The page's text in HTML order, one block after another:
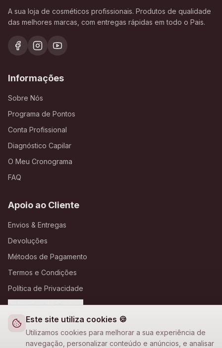
Este site utiliza cookies 🍪
Utilizamos cookies para melhorar a sua experiência de
navegação, personalizar conteúdo e anúncios, e analisar
A sua loja de cosméticos profissionais. Produtos de qualidade
das melhores marcas, com entregas rápidas em todo o Pais.
Informações
Sobre Nós
Programa de Pontos
Conta Profissional
Diagnóstico Capilar
O Meu Cronograma
FAQ
Apoio ao Cliente
Envios & Entregas
Devoluções
Métodos de Pagamento
Termos e Condições
Política de Privacidade
Definições de Cookies
A Loja Nova